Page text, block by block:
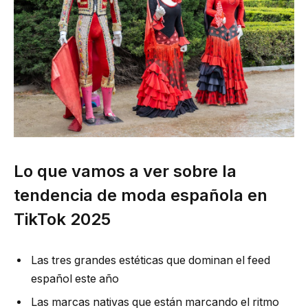
Lo que vamos a ver sobre la
tendencia de moda española en
TikTok 2025
Las tres grandes estéticas que dominan el feed
español este año
Las marcas nativas que están marcando el ritmo